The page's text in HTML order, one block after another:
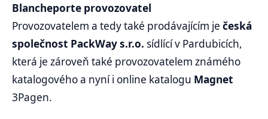
Blancheporte provozovatel
Provozovatelem a tedy také prodávajícím je česká
společnost PackWay s.r.o. sídlící v Pardubicích,
která je zároveň také provozovatelem známého
katalogového a nyní i online katalogu Magnet
3Pagen.